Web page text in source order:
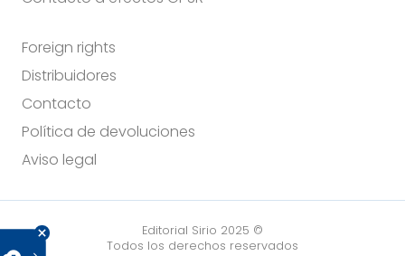
Foreign rights
Distribuidores
Contacto
Política de devoluciones
Aviso legal
Editorial Sirio 2025 ©
Todos los derechos reservados